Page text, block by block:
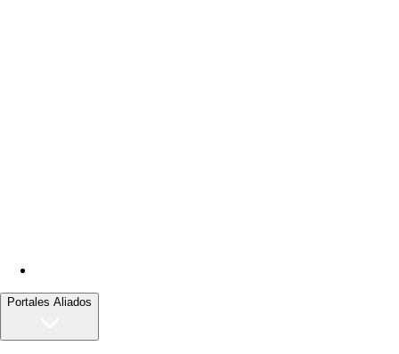
Portales Aliados